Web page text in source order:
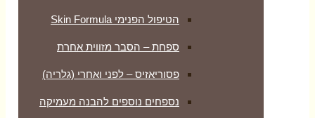
הטיפול הפנימי Skin Formula
ספחת – הסבר מזווית אחרת
פסוריאזיס – לפני ואחרי (גלריה)
נספחים נוספים להבנה מעמיקה